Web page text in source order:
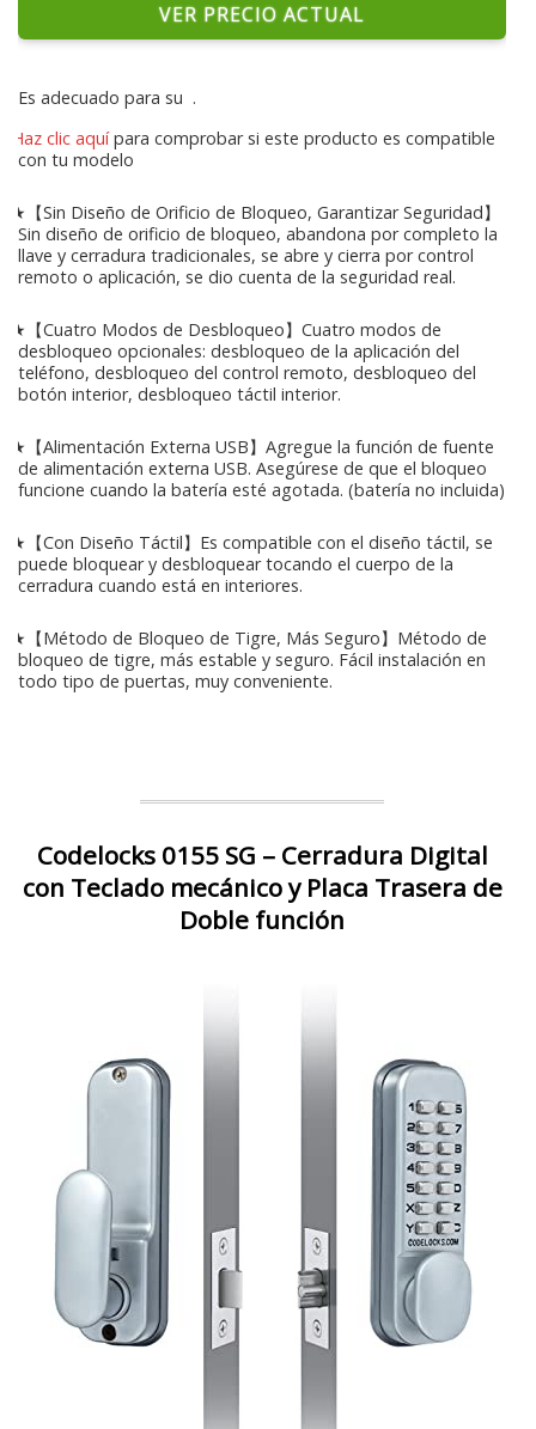
VER PRECIO ACTUAL
Es adecuado para su .
Haz clic aquípara comprobar si este producto es compatible
con tu modelo
★【Sin Diseño de Orificio de Bloqueo, Garantizar Seguridad】
Sin diseño de orificio de bloqueo, abandona por completo la
llave y cerradura tradicionales, se abre y cierra por control
remoto o aplicación, se dio cuenta de la seguridad real.
★【Cuatro Modos de Desbloqueo】Cuatro modos de
desbloqueo opcionales: desbloqueo de la aplicación del
teléfono, desbloqueo del control remoto, desbloqueo del
botón interior, desbloqueo táctil interior.
★【Alimentación Externa USB】Agregue la función de fuente
de alimentación externa USB. Asegúrese de que el bloqueo
funcione cuando la batería esté agotada. (batería no incluida)
★【Con Diseño Táctil】Es compatible con el diseño táctil, se
puede bloquear y desbloquear tocando el cuerpo de la
cerradura cuando está en interiores.
★【Método de Bloqueo de Tigre, Más Seguro】Método de
bloqueo de tigre, más estable y seguro. Fácil instalación en
todo tipo de puertas, muy conveniente.
Codelocks 0155 SG – Cerradura Digital
con Teclado mecánico y Placa Trasera de
Doble función